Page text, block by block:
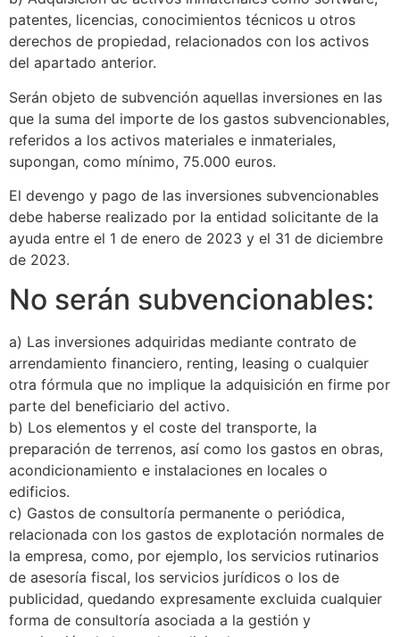
patentes, licencias, conocimientos técnicos u otros
derechos de propiedad, relacionados con los activos
del apartado anterior.
Serán objeto de subvención aquellas inversiones en las
que la suma del importe de los gastos subvencionables,
referidos a los activos materiales e inmateriales,
supongan, como mínimo, 75.000 euros.
El devengo y pago de las inversiones subvencionables
debe haberse realizado por la entidad solicitante de la
ayuda entre el 1 de enero de 2023 y el 31 de diciembre
de 2023.
No serán subvencionables:
a) Las inversiones adquiridas mediante contrato de
arrendamiento financiero, renting, leasing o cualquier
otra fórmula que no implique la adquisición en firme por
parte del beneficiario del activo.
b) Los elementos y el coste del transporte, la
preparación de terrenos, así como los gastos en obras,
acondicionamiento e instalaciones en locales o
edificios.
c) Gastos de consultoría permanente o periódica,
relacionada con los gastos de explotación normales de
la empresa, como, por ejemplo, los servicios rutinarios
de asesoría fiscal, los servicios jurídicos o los de
publicidad, quedando expresamente excluida cualquier
forma de consultoría asociada a la gestión y